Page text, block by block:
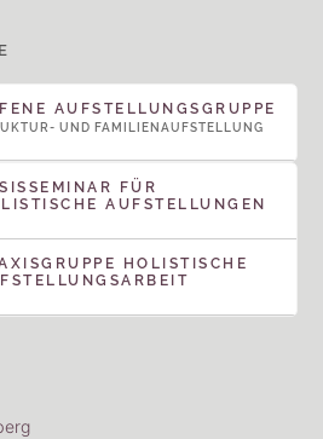
AUFSTELLUNGSGRUPPE
UND FAMILIENAUFSTELLUNG
FÜR
AUFSTELLUNGEN
HOLISTISCHE